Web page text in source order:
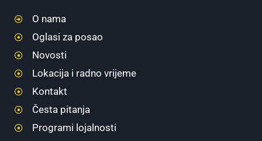
O nama
Oglasi za posao
Novosti
Lokacija i radno vrijeme
Kontakt
Česta pitanja
Programi lojalnosti